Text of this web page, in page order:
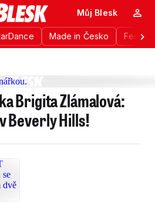
Made in Česko
Můj Blesk
Brigita Zlámalová:
Beverly Hills!